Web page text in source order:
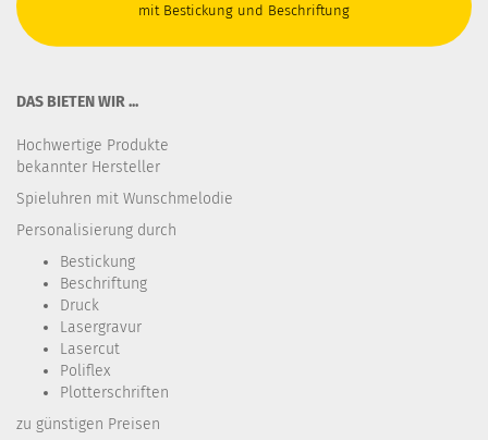
mit Bestickung und Beschriftung
DAS BIETEN WIR ...
Hochwertige Produkte
bekannter Hersteller
Spieluhren mit Wunschmelodie
Personalisierung durch
Bestickung​
Beschriftung
Druck
Lasergravur
Lasercut
Poliflex
Plotterschriften
zu günstigen Preisen